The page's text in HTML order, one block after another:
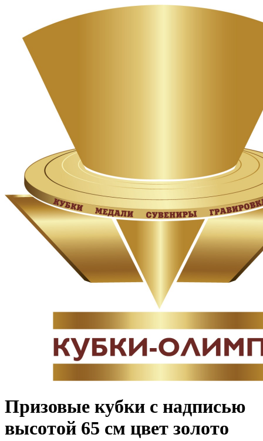
Призовые кубки с надписью
высотой 65 см цвет золото